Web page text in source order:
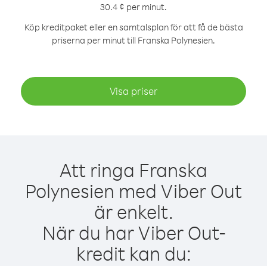
30.4 ¢ per minut.
Köp kreditpaket eller en samtalsplan för att få de bästa
priserna per minut till Franska Polynesien.
Visa priser
Att ringa Franska
Polynesien med Viber Out
är enkelt.
När du har Viber Out-
kredit kan du: